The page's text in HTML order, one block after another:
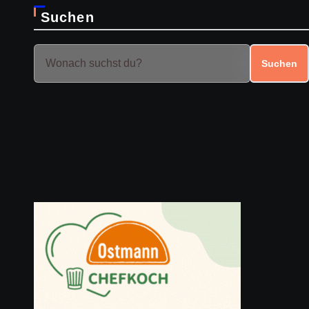
Suchen
Suchen